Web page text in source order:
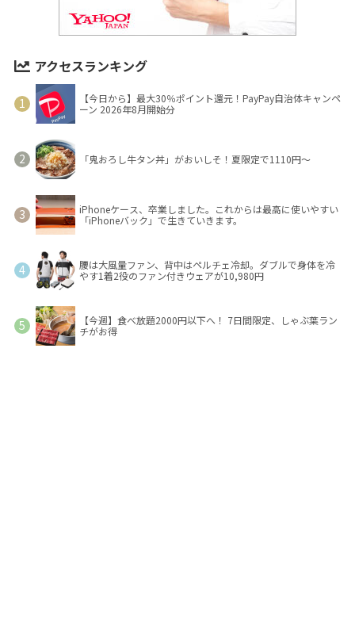
アクセスランキング
【今日から】最大30％ポイント還元！PayPay自治体キャンペ
ーン 2026年8月開始分
「鬼おろし牛タン丼」がおいしそ！夏限定で1110円～
iPhoneケース、卒業しました。これからは最高に使いやすい
「iPhoneバック」で生きていきます。
腰は大風量ファン、背中はペルチェ冷却。ダブルで身体を冷
やす1着2役のファン付きウェアが10,980円
【今週】食べ放題2000円以下へ！ 7日間限定、しゃぶ葉ラン
チがお得